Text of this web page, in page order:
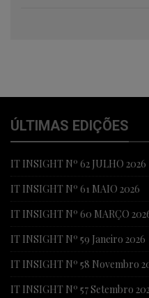
ÚLTIMAS EDIÇÕES
IT INSIGHT Nº 62 JULHO 2026
IT INSIGHT Nº 61 MAIO 2026
IT INSIGHT Nº 60 MARÇO
IT INSIGHT Nº 59 Janeiro 2026
IT INSIGHT Nº 58 Novembro
IT INSIGHT Nº 57 Setembro